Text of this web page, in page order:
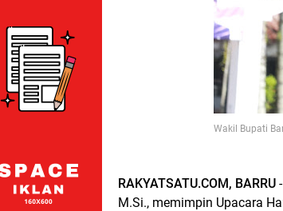
Wakil Bupati
RAKYATSATU.COM, BARRU
M.Si., memimpin Upacara